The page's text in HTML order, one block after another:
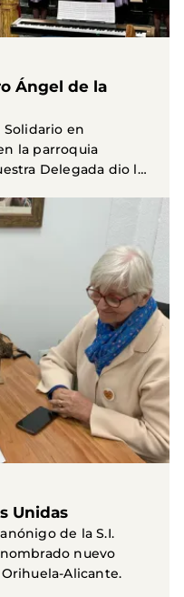
Ángel de la
en
la parroquia
Delegada dio la
Unidas
de la S.I.
nuevo
Alicante.